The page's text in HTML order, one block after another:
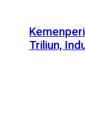
Triliun,